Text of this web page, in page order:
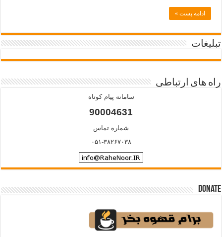
ادامه پست »
تبلیغات
راه های ارتباطی
سامانه پیام کوتاه
90004631
شماره تماس
۰۵۱-۳۸۲۶۷۰۳۸
Donate